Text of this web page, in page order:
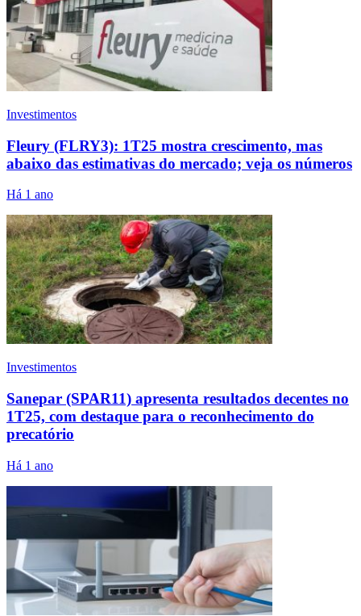
Investimentos
Fleury (FLRY3): 1T25 mostra crescimento, mas
abaixo das estimativas do mercado; veja os números
Há 1 ano
Investimentos
Sanepar (SPAR11) apresenta resultados decentes no
1T25, com destaque para o reconhecimento do
precatório
Há 1 ano